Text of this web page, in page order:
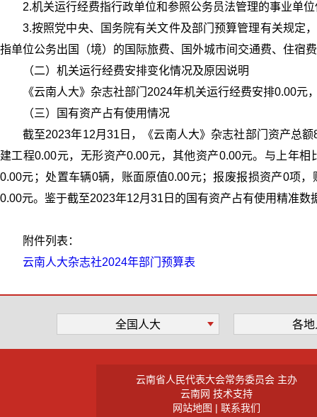
2.机关运行经费指行政单位和参照公务员法管理的事业单
3.按照党中央、国务院有关文件及部门预算管理有关规定
指单位公务出国（境）的国际旅费、国外城市间交通费、住宿
（二）机关运行经费安排变化情况及原因说明
《云南人大》杂志社部门2024年机关运行经费安排0.00
（三）国有资产占有使用情况
截至2023年12月31日，《云南人大》杂志社部门资产总
建工程0.00元，无形资产0.00元，其他资产0.00元。与上年
0.00元；处置车辆0辆，账面原值0.00元；报废报损资产0项
0.00元。鉴于截至2023年12月31日的国有资产占有使用精准
附件列表：
云南人大杂志社2024年部门预算表
全国人大 各
云南省人民代表大会常务委员会 主办
云南网 技术支持
网站地图 | 联系我们